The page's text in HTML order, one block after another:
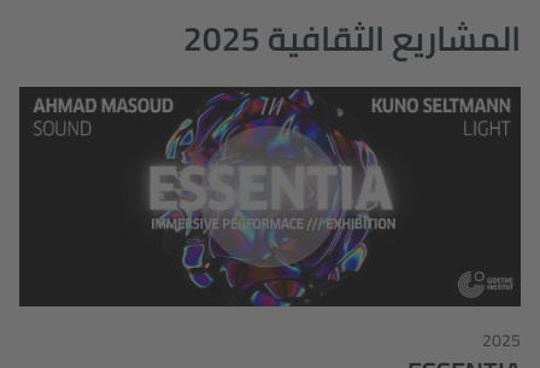
المشاريع الثقافية 2025
2025